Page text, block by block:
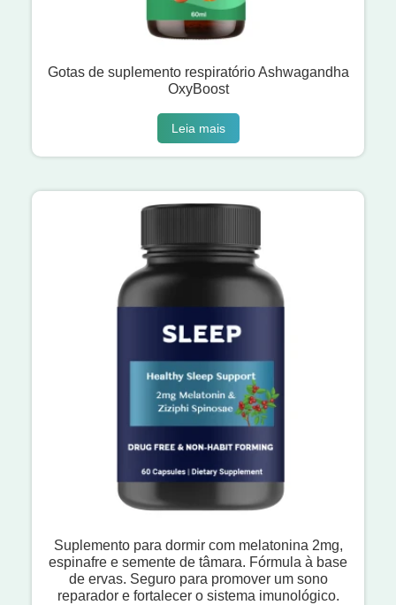
Gotas de suplemento respiratório Ashwagandha
OxyBoost
Leia mais
Suplemento para dormir com melatonina 2mg,
espinafre e semente de tâmara. Fórmula à base
de ervas. Seguro para promover um sono
reparador e fortalecer o sistema imunológico.